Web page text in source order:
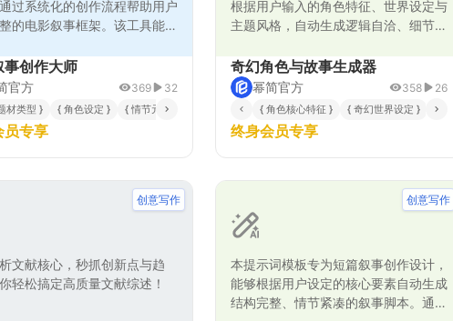
过系统化的创作流程帮助用户
的电影叙事框架。该工具能够
，自动生成结构化的故事大
成长轨迹和场景建议。其核心
采用任务分步法和链式思维推
杂的剧本创作过程分解为逻辑
个步骤，从世界观构建到情节
和情节张力的构建，能够有效
效率和质量，适用于商业片、
事创作大师
官方 369 32
材类型 } { 角色设定 } { 情节元素 }
员专享
根据用户输入的角色特征、世界设定与
主题风格，自动生成逻辑自洽、细节丰
解决了创作中角色单薄、情节乏力的问
题，为小说、游戏、影视等领域的创作
者提供高效、专业的原创内容支持，显
著提升创意产出质量与效率。
奇幻角色与故事生成器
幂简官方 358 26
{ 角色核心特征 } { 奇幻世界设定 } { 故
终身会员专享
文献核心，秒抓创新点与趋
轻松搞定高质量文献综述！
创意写作
本提示词模板专为短篇叙事创作设计，
能够根据用户设定的核心要素自动生成
结构完整、情节紧凑的叙事脚本。通过
创意写作